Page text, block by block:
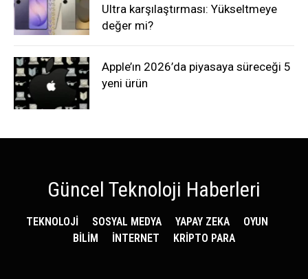
Ultra karşılaştırması: Yükseltmeye
değer mi?
Apple’ın 2026’da piyasaya süreceği 5
yeni ürün
Güncel Teknoloji Haberleri
TEKNOLOJİ SOSYAL MEDYA YAPAY ZEKA
OYUN
BİLİM
İNTERNET KRİPTO PARA